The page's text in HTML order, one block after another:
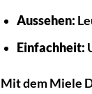
Aussehen:
Einfachheit:
Mit dem Miele